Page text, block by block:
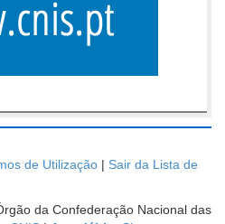
de Utilização | Sair da Lista de
da Confederação Nacional das